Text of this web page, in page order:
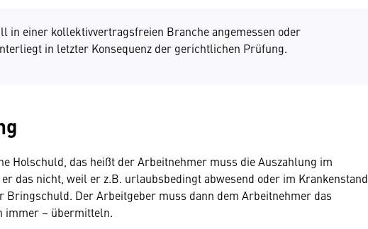
in einer kollektivvertragsfreien Branche angemessen oder
in letzter Konsequenz der gerichtlichen Prüfung.
Holschuld, das heißt der Arbeitnehmer muss die Auszahlung im
das nicht, weil er z.B. urlaubsbedingt abwesend oder im Krankenstand
Bringschuld. Der Arbeitgeber muss dann dem Arbeitnehmer das
immer – übermitteln.